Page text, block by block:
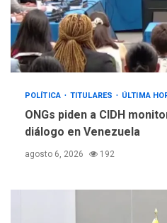
POLÍTICA TITULARES ÚLTIMA
ONGs piden a CIDH
diálogo en Venezuela
agosto 6, 2026 192